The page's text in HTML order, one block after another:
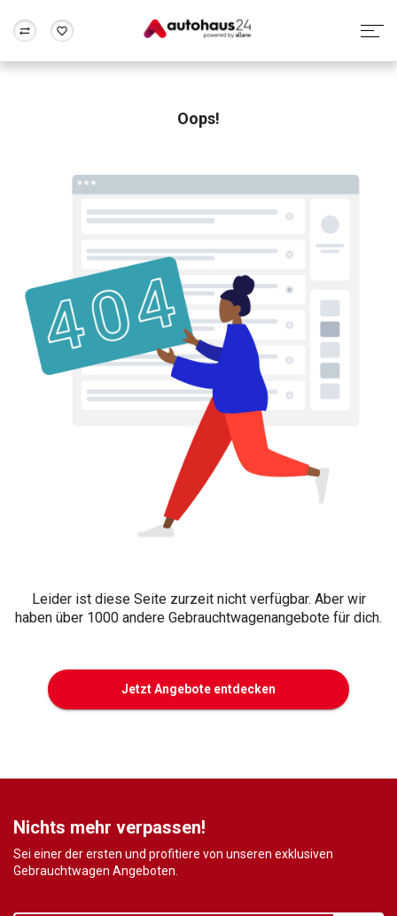
Rund um die Inzahlungnahme
Oops!
Leider ist diese Seite zurzeit nicht verfügbar. Aber wir
haben über 1000 andere Gebrauchtwagenangebote für dich.
Jetzt Angebote entdecken
Nichts mehr verpassen!
Sei einer der ersten und profitiere von unseren exklusiven
Gebrauchtwagen Angeboten.